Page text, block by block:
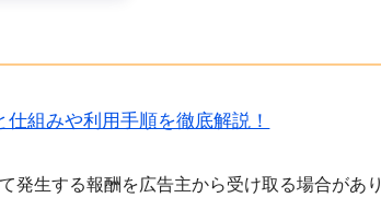
組みや利用手順を徹底解説！
発生する報酬を広告主から受け取る場合があり